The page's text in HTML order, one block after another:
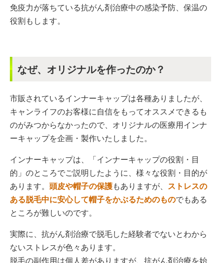
免疫力が落ちている抗がん剤治療中の感染予防、保温の
役割もします。
なぜ、オリジナルを作ったのか？
市販されているインナーキャップは各種ありましたが、
キャンライフのお客様に自信をもってオススメできるも
のがみつからなかったので、オリジナルの医療用インナ
ーキャップを企画・製作いたしました。
インナーキャップは、「インナーキャップの役割・目
的」のところでご説明したように、様々な役割・目的が
あります。 頭皮や帽子の保護もありますが、 ストレスの
ある脱毛中に安心して帽子をかぶるためのものでもある
ところが難しいのです。
実際に、抗がん剤治療で脱毛した経験者でないとわから
ないストレスが色々あります。
脱毛の副作用は個人差がありますが、抗がん剤治療を始